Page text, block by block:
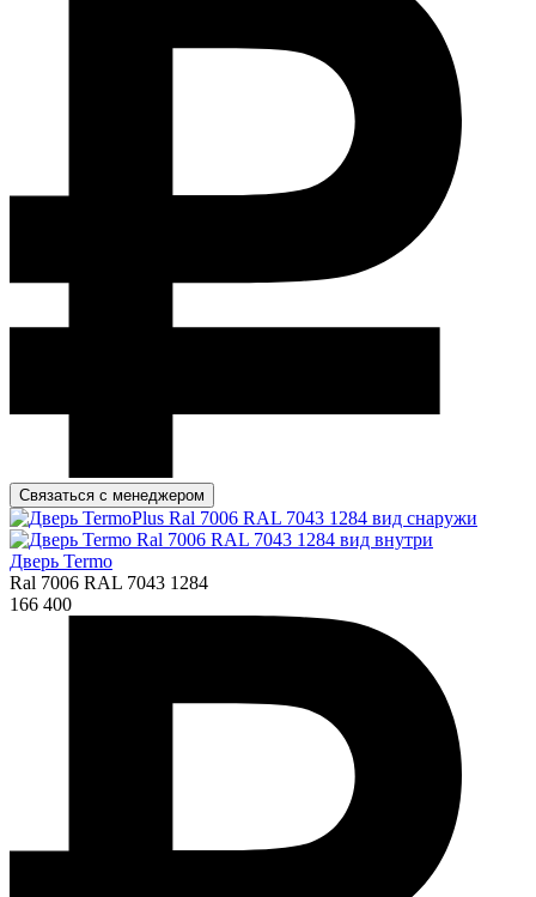
Связаться с менеджером
Дверь Termo
Ral 7006 RAL 7043 1284
166 400